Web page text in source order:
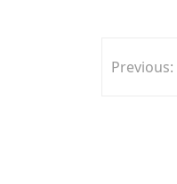
Yazı
Previous: